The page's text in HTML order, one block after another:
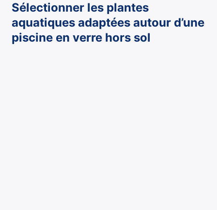
Sélectionner les plantes
aquatiques adaptées autour d’une
piscine en verre hors sol